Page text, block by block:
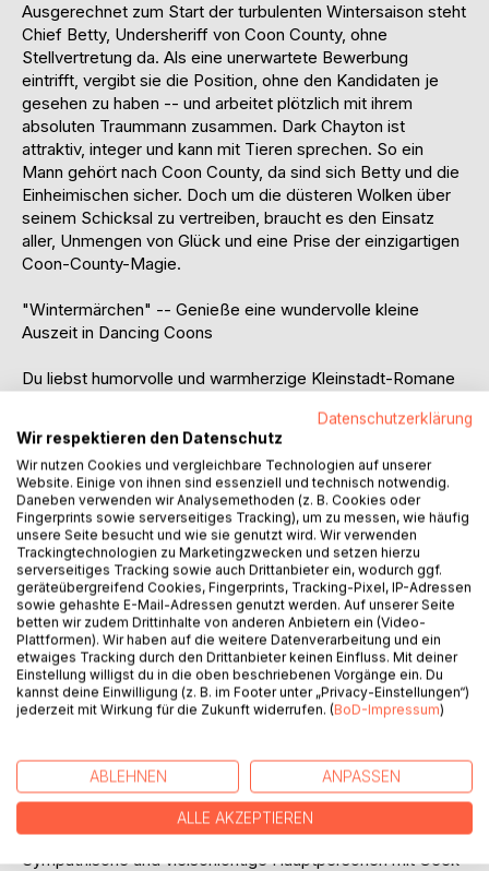
Ausgerechnet zum Start der turbulenten Wintersaison steht
Chief Betty, Undersheriff von Coon County, ohne
Stellvertretung da. Als eine unerwartete Bewerbung
eintrifft, vergibt sie die Position, ohne den Kandidaten je
gesehen zu haben -- und arbeitet plötzlich mit ihrem
absoluten Traummann zusammen. Dark Chayton ist
attraktiv, integer und kann mit Tieren sprechen. So ein
Mann gehört nach Coon County, da sind sich Betty und die
Einheimischen sicher. Doch um die düsteren Wolken über
seinem Schicksal zu vertreiben, braucht es den Einsatz
aller, Unmengen von Glück und eine Prise der einzigartigen
Coon-County-Magie.
"Wintermärchen" -- Genieße eine wundervolle kleine
Auszeit in Dancing Coons
Du liebst humorvolle und warmherzige Kleinstadt-Romane
Romantische, tiefgründige Liebesgeschichten für
Erwachsene?
Und die Natur und Tiere?
Dann komm mit nach Dancing Coons im hintersten Winkel
des Staates New York, erlebe die wilde, von den Legenden
der amerikanischen Ureinwohner durchdrungene Natur der
Adirondacks-Berge und verliebe dich in meine zwei- und
vierbeinigen Protagonisten.
Jeder der Dancing-Coons-Romane erzählt eine
romantische Komödie mit metaphysischen Elementen, ist
herzerwärmend, spannend und vollgepackt mit Kleinstadt-
Das erwartet dich:
Eine amerikanische Kleinstadt zum Verlieben, deren
Einwohner ein möglichst ursprüngliches Leben führen und
bedingungslos zusammenhalten.
Sympathische und vielschichtige Hauptpersonen mit Geek-
Datenschutzerklärung
Wir respektieren den Datenschutz
Wir nutzen Cookies und vergleichbare Technologien auf unserer
Website. Einige von ihnen sind essenziell und technisch notwendig.
Daneben verwenden wir Analysemethoden (z. B. Cookies oder
Fingerprints sowie serverseitiges Tracking), um zu messen, wie häufig
unsere Seite besucht und wie sie genutzt wird. Wir verwenden
Trackingtechnologien zu Marketingzwecken und setzen hierzu
serverseitiges Tracking sowie auch Drittanbieter ein, wodurch ggf.
geräteübergreifend Cookies, Fingerprints, Tracking-Pixel, IP-Adressen
sowie gehashte E-Mail-Adressen genutzt werden. Auf unserer Seite
betten wir zudem Drittinhalte von anderen Anbietern ein (Video-
Plattformen). Wir haben auf die weitere Datenverarbeitung und ein
etwaiges Tracking durch den Drittanbieter keinen Einfluss. Mit deiner
Einstellung willigst du in die oben beschriebenen Vorgänge ein. Du
kannst deine Einwilligung (z. B. im Footer unter „Privacy-Einstellungen“)
jederzeit mit Wirkung für die Zukunft widerrufen. (BoD-Impressum)
ABLEHNEN ANPASSEN
ALLE AKZEPTIEREN